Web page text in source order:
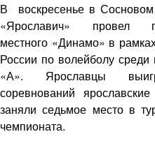
В воскресенье в Сосновом
«Ярославич» провел
местного «Динамо» в
России по волейболу
«А». Ярославцы
соревнований
заняли седьмое место в
чемпионата.